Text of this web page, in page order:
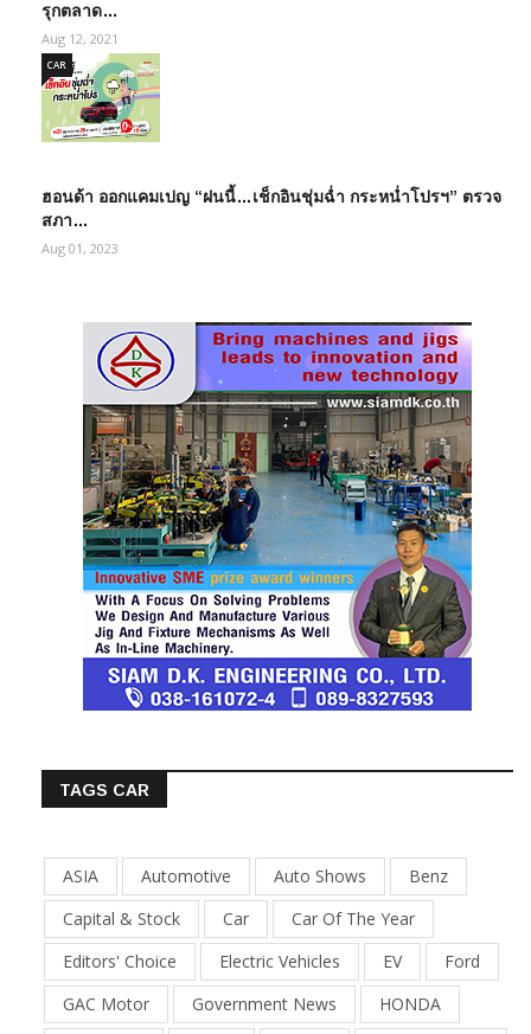
รุกตลาด…
Aug 12, 2021
ฮอนด้า ออกแคมเปญ “ฝนนี้…เช็กอินชุ่มฉ่ำ กระหน่ำโปรฯ” ตรวจ
สภา…
CAR
Aug 01, 2023
TAGS CAR
ASIA Automotive Auto Shows
Benz
Capital & Stock
Car
Car Of The Year
Editors' Choice
Electric Vehicles EV
Ford
GAC Motor
Government News
HONDA